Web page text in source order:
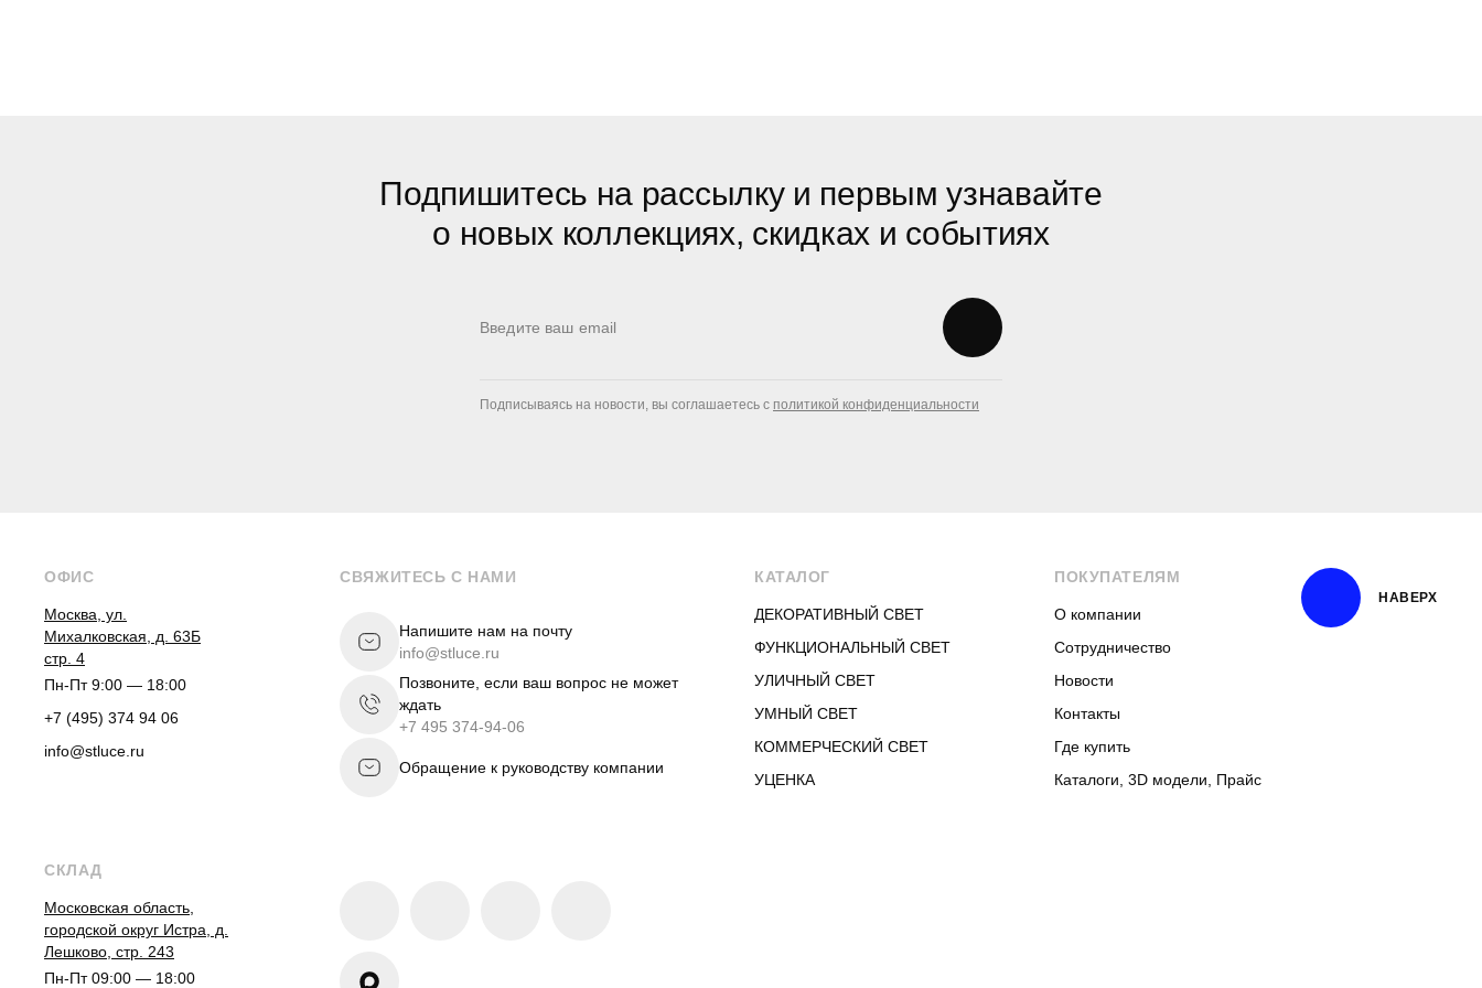
Подпишитесь на рассылку и первым узнавайте
о новых коллекциях, скидках и событиях
Подписываясь на новости, вы соглашаетесь с политикой конфиденциальности
ОФИС
Москва, ул.
Михалковская, д. 63Б
стр. 4
Пн-Пт 9:00 — 18:00
+7 (495) 374 94 06
info@stluce.ru
СВЯЖИТЕСЬ С НАМИ
Напишите нам на почту
info@stluce.ru
Позвоните, если ваш вопрос не может
ждать
+7 495 374-94-06
Обращение к руководству компании
СКЛАД
Московская область,
городской округ Истра, д.
Лешково, стр. 243
Пн-Пт 09:00 — 18:00
КАТАЛОГ
ДЕКОРАТИВНЫЙ СВЕТ
ФУНКЦИОНАЛЬНЫЙ СВЕТ
УЛИЧНЫЙ СВЕТ
УМНЫЙ СВЕТ
КОММЕРЧЕСКИЙ СВЕТ
УЦЕНКА
ПОКУПАТЕЛЯМ
О компании
Сотрудничество
Новости
Контакты
Где купить
Каталоги, 3D модели, Прайс
НАВЕРХ